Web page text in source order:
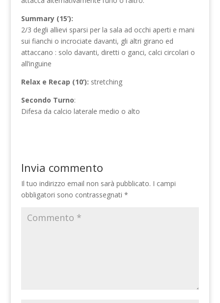
Summary (15’):
2/3 degli allievi sparsi per la sala ad occhi aperti e mani
sui fianchi o incrociate davanti, gli altri girano ed
attaccano : solo davanti, diretti o ganci, calci circolari o
all’inguine
Relax e Recap (10’): stretching
Secondo Turno:
Difesa da calcio laterale medio o alto
Invia commento
Il tuo indirizzo email non sarà pubblicato. I campi
obbligatori sono contrassegnati *